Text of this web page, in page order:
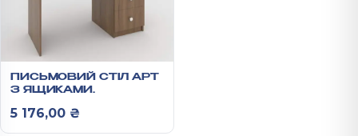
ПИСЬМОВИЙ СТІЛ АРТ
З ЯЩИКАМИ
5 176,00 ₴